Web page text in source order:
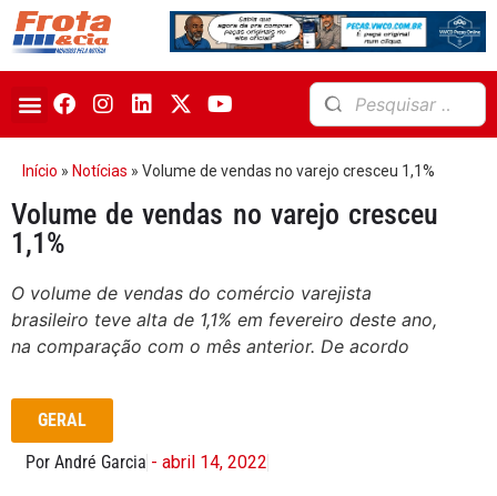
Início » Notícias » Volume de vendas no varejo cresceu 1,1%
Volume de vendas no varejo cresceu
1,1%
O volume de vendas do comércio varejista
brasileiro teve alta de 1,1% em fevereiro deste ano,
na comparação com o mês anterior. De acordo
GERAL
Por André Garcia - abril 14, 2022